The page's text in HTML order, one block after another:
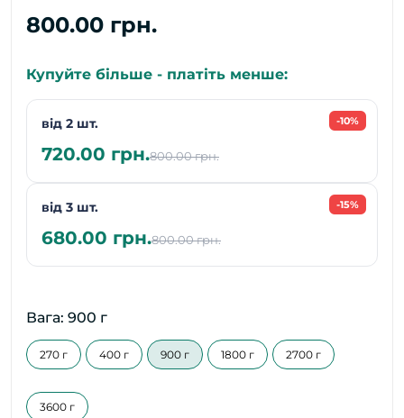
800.00 грн.
Купуйте більше - платіть менше:
-10%
від 2 шт.
720.00 грн.800.00 грн.
-15%
від 3 шт.
680.00 грн.800.00 грн.
Вага: 900 г
270 г 400 г 900 г 1800 г 2700 г
3600 г